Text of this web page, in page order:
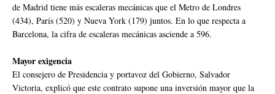
de Madrid tiene más escaleras mecánicas que el Metro de Londres
(434), París (520) y Nueva York (179) juntos. En lo que respecta a
Barcelona, la cifra de escaleras mecánicas asciende a 596.
Mayor exigencia
El consejero de Presidencia y portavoz del Gobierno, Salvador
Victoria, explicó que este contrato supone una inversión mayor que la